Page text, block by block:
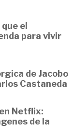
el
para vivir
de Jacobo
Castaneda
Netflix:
de la